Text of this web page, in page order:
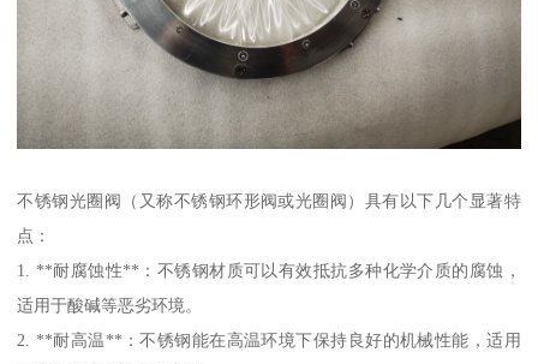
不锈钢光圈阀（又称不锈钢环形阀或光圈阀）具有以下几个显著特
点：
1. **耐腐蚀性**：不锈钢材质可以有效抵抗多种化学介质的腐蚀，
适用于酸碱等恶劣环境。
2. **耐高温**：不锈钢能在高温环境下保持良好的机械性能，适用